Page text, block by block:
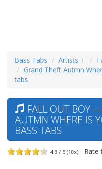
Bass Tabs Artists: F
Grand Theft Autmn
tabs
FALL OUT BOY
AUTMN WHERE IS
BASS TABS
4.3 / 5 (10x) Rate